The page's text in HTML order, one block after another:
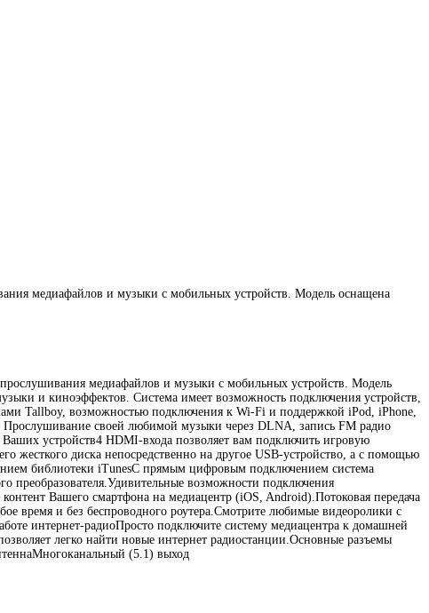
медиафайлов и музыки с мобильных устройств. Модель оснащена
медиафайлов и музыки с мобильных устройств. Модель
и киноэффектов. Система имеет возможность подключения устройств,
Tallboy, возможностью подключения к Wi-Fi и поддержкой iPod, iPhone,
Прослушивание своей любимой музыки через DLNA, запись FM радио
устройств4 HDMI-входа позволяет вам подключить игровую
жесткого диска непосредственно на другое USB-устройство, а с помощью
библиотеки iTunesС прямым цифровым подключением система
преобразователя.Удивительные возможности подключения
Вашего смартфона на медиацентр (iOS, Android).Потоковая передача
время и без беспроводного роутера.Смотрите любимые видеоролики с
интернет-радиоПросто подключите систему медиацентра к домашней
легко найти новые интернет радиостанции.Основные разъемы
(5.1) выход